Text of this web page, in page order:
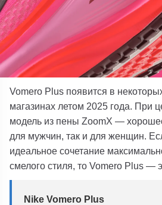
Vomero Plus появится в
магазинах летом 2025 года. При
модель из пены ZoomX —
для мужчин, так и для женщин.
идеальное сочетание
смелого стиля, то Vomero Plus —
Nike Vomero Plus